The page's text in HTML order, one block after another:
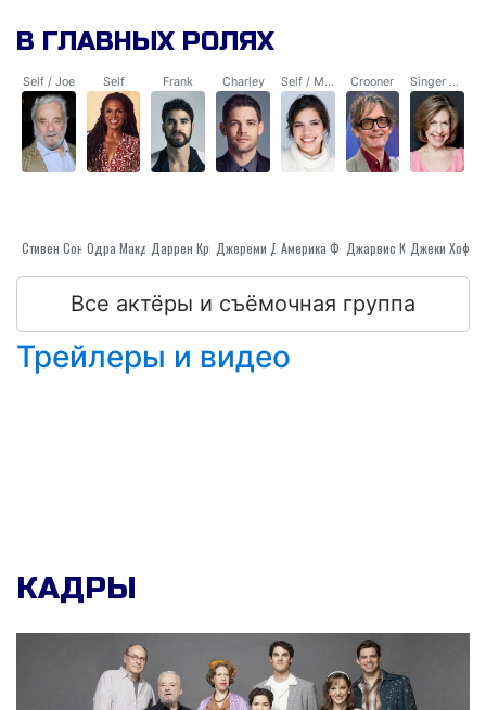
В ГЛАВНЫХ РОЛЯХ
Self / Joe
Стивен Сондхайм
Self
Одра Макдональд
Frank
Даррен Крисс
Charley
Джереми Джордан
Self / Mary
Америка Феррера
Crooner
Джарвис Кокер
Singer #17
Джеки
Все актёры и съёмочная группа
Трейлеры и видео
КАДРЫ